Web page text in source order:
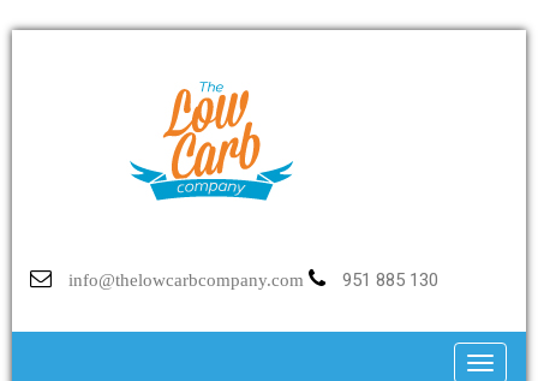
info@thelowcarbcompany.com 951 885 130